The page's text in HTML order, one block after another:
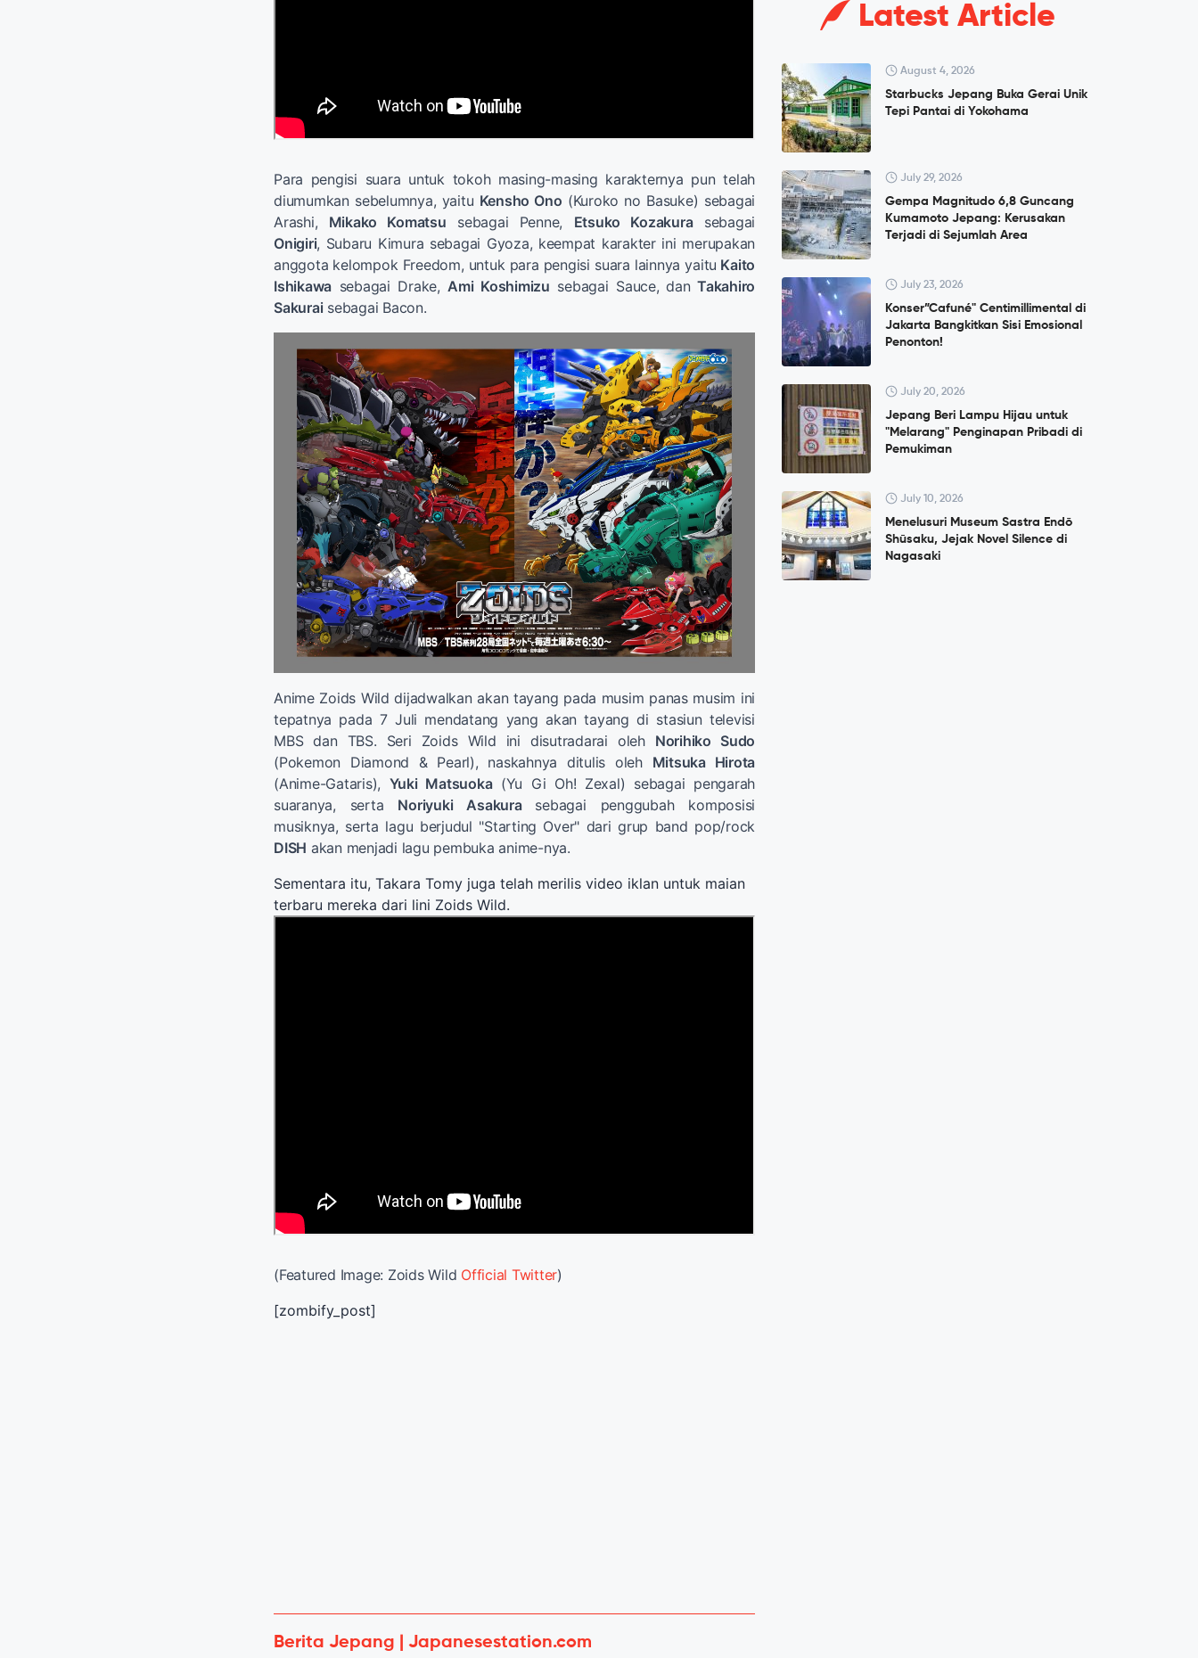
Para pengisi suara untuk tokoh masing-masing karakternya pun telah
diumumkan sebelumnya, yaitu Kensho Ono (Kuroko no Basuke) sebagai
Arashi, Mikako Komatsu sebagai Penne, Etsuko Kozakurasebagai
Onigiri, Subaru Kimura sebagai Gyoza, keempat karakter ini merupakan
anggota kelompok Freedom, untuk para pengisi suara lainnya yaitu Kaito
Ishikawa sebagai Drake, Ami Koshimizu sebagai Sauce, dan Takahiro
Sakurai sebagai Bacon.
Anime Zoids Wild dijadwalkan akan tayang pada musim panas musim ini
tepatnya pada 7 Juli mendatang yang akan tayang di stasiun televisi
MBS dan TBS. Seri Zoids Wild ini disutradarai oleh Norihiko Sudo
(Pokemon Diamond & Pearl), naskahnya ditulis oleh Mitsuka Hirota
(Anime-Gataris), Yuki Matsuoka(Yu Gi Oh! Zexal) sebagai pengarah
suaranya, serta Noriyuki Asakura sebagai penggubah komposisi
musiknya, serta lagu berjudul "Starting Over" dari grup band pop/rock
DISH akan menjadi lagu pembuka anime-nya.
Sementara itu, Takara Tomy juga telah merilis video iklan untuk maian
terbaru mereka dari lini Zoids Wild.
(Featured Image: Zoids Wild Official Twitter)
[zombify_post]
Berita Jepang | Japanesestation.com
Latest Article
August 4, 2026
Starbucks Jepang Buka Gerai Unik
Tepi Pantai di Yokohama
July 29, 2026
Gempa Magnitudo 6,8 Guncang
Kumamoto Jepang: Kerusakan
Terjadi di Sejumlah Area
July 23, 2026
Konser”Cafuné" Centimillimental di
Jakarta Bangkitkan Sisi Emosional
Penonton!
July 20, 2026
Jepang Beri Lampu Hijau untuk
"Melarang" Penginapan Pribadi di
Pemukiman
July 10, 2026
Menelusuri Museum Sastra Endō
Shūsaku, Jejak Novel Silence di
Nagasaki